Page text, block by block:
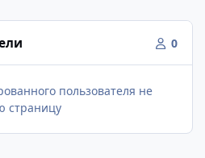
0
пользователя не
страницу